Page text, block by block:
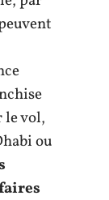
le vol,
ou